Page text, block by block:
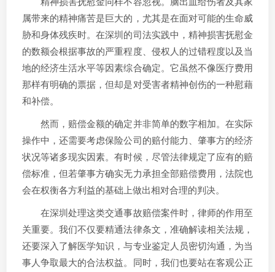
属带来的精神痛苦是巨大的，尤其是在面对可能的生命威
胁和身体残疾时。在深圳的司法实践中，精神损害抚慰金
的数额会根据事故的严重程度、侵权人的过错程度以及当
地的经济生活水平等因素综合确定。它虽然不像医疗费用
那样有明确的票据，但却是对受害者精神创伤的一种慰藉
和补偿。
然而，赔偿金额的确定并非简单的数字相加。在实际
操作中，还需要考虑保险公司的赔付能力、肇事方的经济
状况等诸多现实因素。有时候，尽管法律规定了应有的赔
偿标准，但若肇事方确实无力承担全部赔偿费用，法院也
会在权衡各方利益的基础上做出相对合理的判决。
在深圳处理这类交通事故赔偿案件时，律师的作用至
关重要。我们不仅要精通法律条文，准确解读相关法规，
还要深入了解医学知识，与专业鉴定人员密切沟通，为当
事人争取最大的合法权益。同时，我们也要站在客观公正